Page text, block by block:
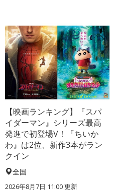
【映画ランキング】『スパ
イダーマン』シリーズ最高
発進で初登場V！『ちいか
わ』は2位、新作3本がラン
クイン
全国
2026年8月7日 11:00更新